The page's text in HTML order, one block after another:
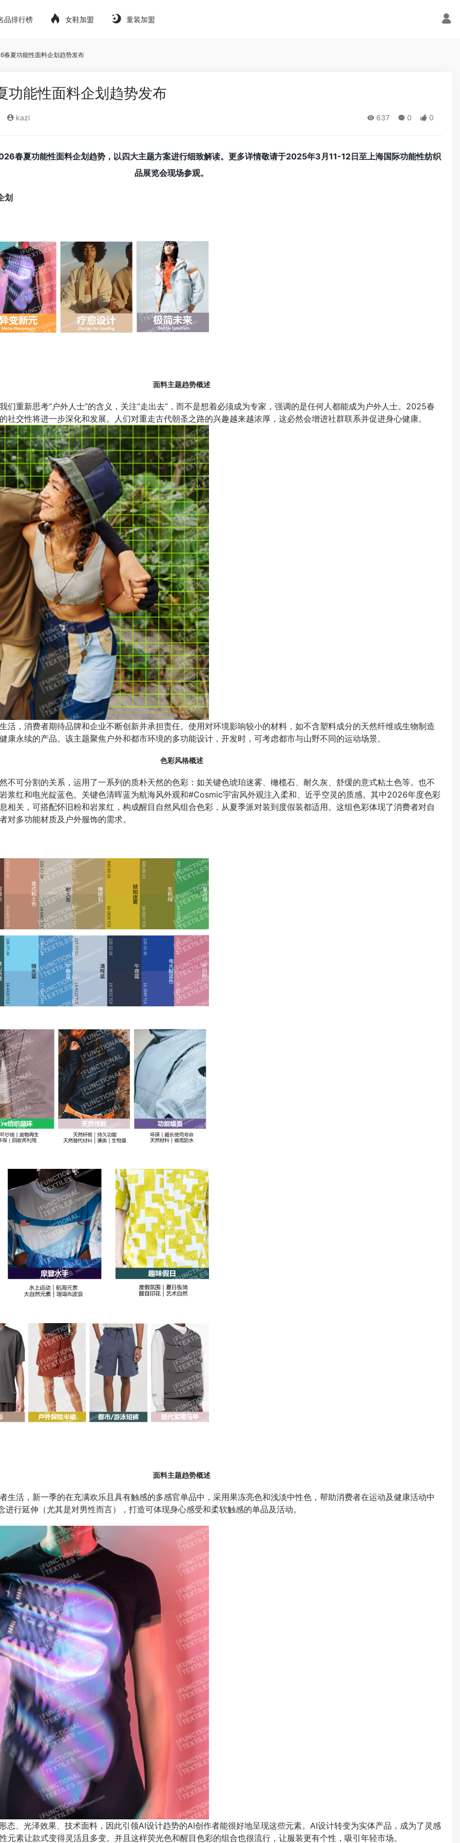
品排行榜 女鞋加盟 童装加盟
春夏功能性面料企划趋势发布
功能性面料企划趋势发布
kazi 637 0 0
春夏功能性面料企划趋势， 以四大主题方案进行细致解读。更多详情敬请于2025年3月11-12日至上海国际功能性纺织
品展览会现场参观。
划
面料主题趋势概述
们重新思考“户外人士”的含义，‌关注“走出去”，而不是想着必须成为专家，强调的是任何人都能成为户外人士。‌2025春
社交性将进一步深化和发展。人们对重走古代朝圣之路的兴趣越来越浓厚，这必然会增进社群联系并促进身心健康。
活，消费者期待品牌和企业不断创新并承担责任。使用对环境影响较小的材料，如不含塑料成分的天然纤维或生物制造
康永续的产品。该主题聚焦户外和都市环境的多功能设计，开发时，可考虑都市与山野不同的运动场景。
色彩风格概述
不可分割的关系，运用了一系列的质朴天然的色彩：如关键色琥珀迷雾、橄榄石、耐久灰、舒缓的意式粘土色等。也不
浆红和电光靛蓝色。关键色清晖蓝为航海风外观和#Cosmic宇宙风外观注入柔和、近乎空灵的质感。其中2026年度色彩
相关，可搭配怀旧粉和岩浆红，构成醒目自然风组合色彩，从夏季派对装到度假装都适用。这组色彩体现了消费者对自
对多功能材质及户外服饰的需求。
面料主题趋势概述
生活，新一季的在充满欢乐且具有触感的多感官单品中，采用果冻亮色和浅淡中性色，帮助消费者在运动及健康活动中
进行延伸（尤其是对男性而言），打造可体现身心感受和柔软触感的单品及活动。
态、光泽效果、技术面料，因此引领AI设计趋势的AI创作者能很好地呈现这些元素。AI设计转变为实体产品，成为了灵感
元素让款式变得灵活且多变。并且这样荧光色和醒目色彩的组合也很流行，让服装更有个性，吸引年轻市场。